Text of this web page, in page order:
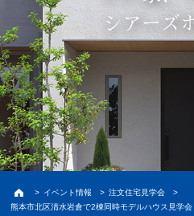
プラン集申込
家の特長 いい家、つづく
住宅展示場 注文住宅のモデルハ
まちなかモデルハウス
建築実例 お客様の声・家の外観
シアーズ
> イベント情報 > 注文住宅見学会
>
熊本市北区清水岩倉で2棟同時モデルハウス見学会